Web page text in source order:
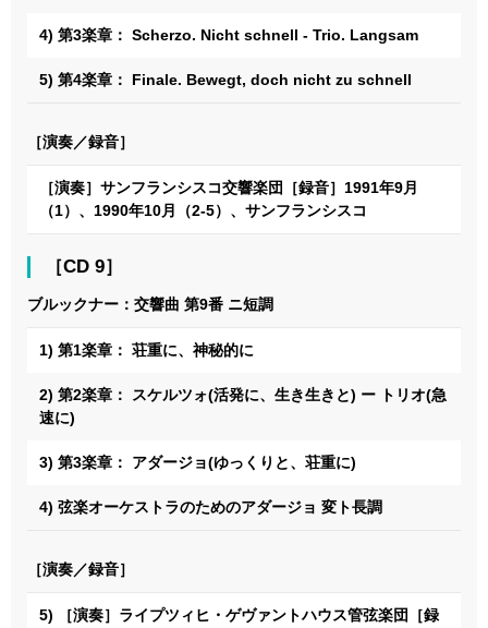
4) 第3楽章： Scherzo. Nicht schnell - Trio. Langsam
5) 第4楽章： Finale. Bewegt, doch nicht zu schnell
［演奏／録音］
［演奏］サンフランシスコ交響楽団［録音］1991年9月
（1）、1990年10月（2-5）、サンフランシスコ
［CD 9］
ブルックナー：交響曲 第9番 ニ短調
1) 第1楽章： 荘重に、神秘的に
2) 第2楽章： スケルツォ(活発に、生き生きと) ー トリオ(急
速に)
3) 第3楽章： アダージョ(ゆっくりと、荘重に)
4) 弦楽オーケストラのためのアダージョ 変ト長調
［演奏／録音］
5) ［演奏］ライプツィヒ・ゲヴァントハウス管弦楽団［録